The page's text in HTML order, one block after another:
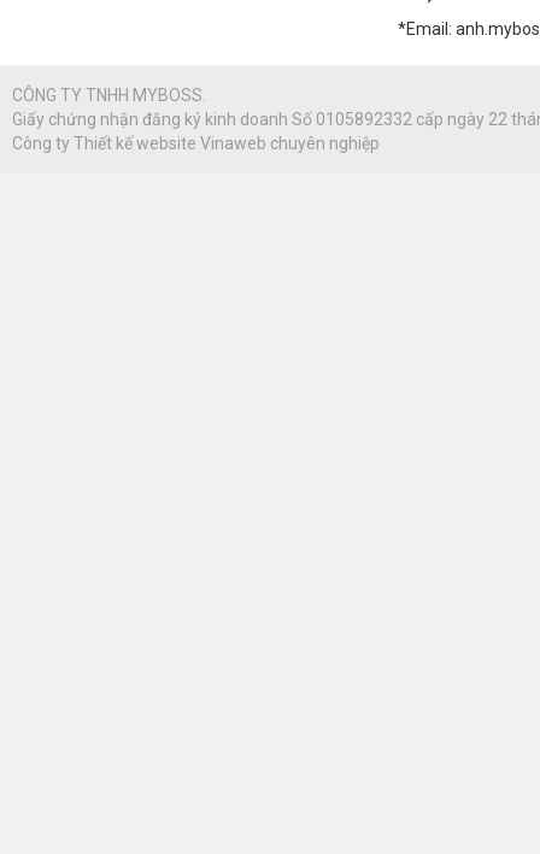
*Email:
CÔNG TY TNHH MYBOSS.
Giấy chứng nhận đăng ký kinh doanh Số 0105892332 cấp ngày 22
Công tyThiết kế website Vinaweb chuyên nghiệp